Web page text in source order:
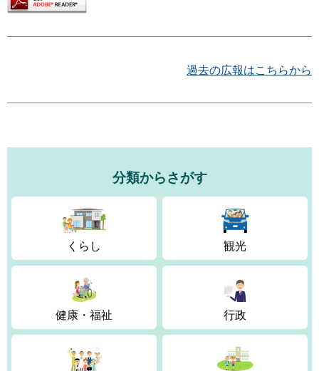
過去の広報はこちらから
分類からさがす
くらし 観光
健康・福祉 行政